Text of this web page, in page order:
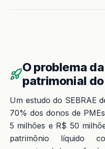
O problema
patrimonial
Um estudo do SEBRAE
70% dos donos de
5 milhões e R$ 50
patrimônio líquido